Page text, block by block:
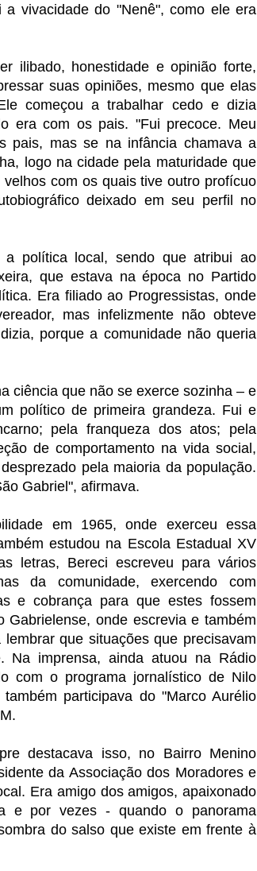
a vivacidade do "Nenê", como ele era
ilibado, honestidade e opinião forte,
suas opiniões, mesmo que elas
começou a trabalhar cedo e dizia
era com os pais. "Fui precoce. Meu
pais, mas se na infância chamava a
logo na cidade pela maturidade que
com os quais tive outro profícuo
deixado em seu perfil no
política local, sendo que atribui ao
que estava na época no Partido
Era filiado ao Progressistas, onde
mas infelizmente não obteve
porque a comunidade não queria
ciência que não se exerce sozinha – e
político de primeira grandeza. Fui e
pela franqueza dos atos; pela
de comportamento na vida social,
pela maioria da população.
Gabriel", afirmava.
em 1965, onde exerceu essa
estudou na Escola Estadual XV
letras, Bereci escreveu para vários
da comunidade, exercendo com
e cobrança para que estes fossem
onde escrevia e também
que situações que precisavam
Na imprensa, ainda atuou na Rádio
com o programa jornalístico de Nilo
participava do "Marco Aurélio
destacava isso, no Bairro Menino
da Associação dos Moradores e
Era amigo dos amigos, apaixonado
e por vezes - quando o panorama
do salso que existe em frente à